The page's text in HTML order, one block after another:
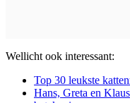
Wellicht ook interessant:
Top 30 leukste
Hans, Greta en